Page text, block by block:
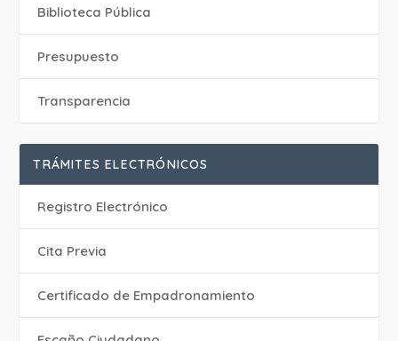
Biblioteca Pública
Presupuesto
Transparencia
TRÁMITES ELECTRÓNICOS
Registro Electrónico
Cita Previa
Certificado de Empadronamiento